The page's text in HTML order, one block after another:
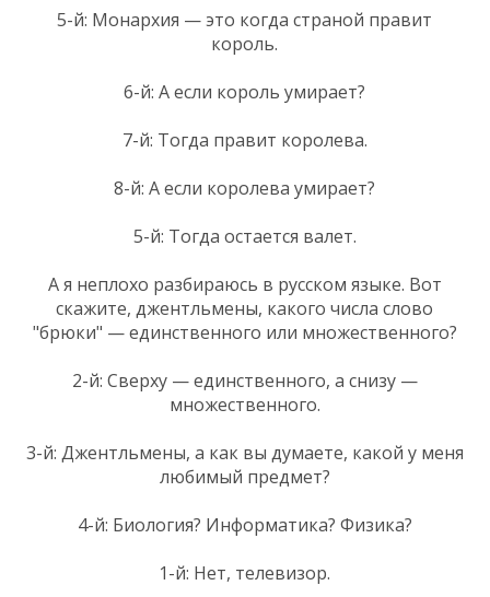
5-й: Монархия — это когда страной правит
король.
6-й: А если король умирает?
7-й: Тогда правит королева.
8-й: А если королева умирает?
5-й: Тогда остается валет.
А я неплохо разбираюсь в русском языке. Вот
скажите, джентльмены, какого числа слово
"брюки" — единственного или множественного?
2-й: Сверху — единственного, а снизу —
множественного.
3-й: Джентльмены, а как вы думаете, какой у меня
любимый предмет?
4-й: Биология? Информатика? Физика?
1-й: Нет, телевизор.